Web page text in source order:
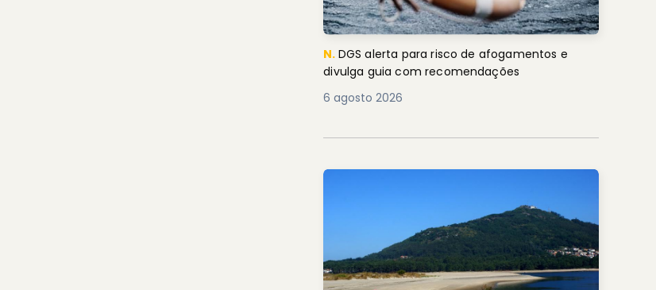
N. DGS alerta para risco de afogamentos e
divulga guia com recomendações
6 agosto 2026